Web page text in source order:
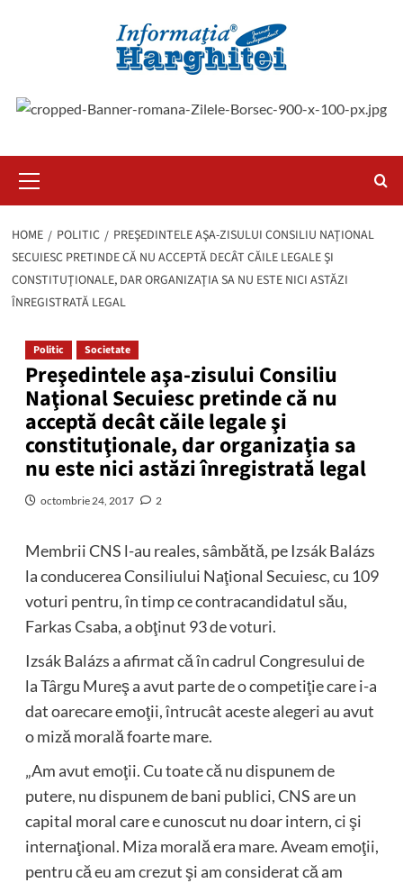
Menu
HOME POLITIC
PREŞEDINTELE AŞA-ZISULUI CONSILIU NAŢIONAL
SECUIESC PRETINDE CĂ NU ACCEPTĂ DECÂT CĂILE LEGALE ŞI
CONSTITUŢIONALE, DAR ORGANIZAŢIA SA NU ESTE NICI ASTĂZI
ÎNREGISTRATĂ LEGAL
Politic Societate
Preşedintele aşa-zisului Consiliu
Naţional Secuiesc pretinde că nu
acceptă decât căile legale şi
constituţionale, dar organizaţia sa
nu este nici astăzi înregistrată legal
octombrie 24, 2017 2
Membrii CNS l-au reales, sâmbătă, pe Izsák Balázs
la conducerea Consiliului Naţional Secuiesc, cu 109
voturi pentru, în timp ce contracandidatul său,
Farkas Csaba, a obţinut 93 de voturi.
Izsák Balázs a afirmat că în cadrul Congresului de
la Târgu Mureş a avut parte de o competiţie care i-a
dat oarecare emoţii, întrucât aceste alegeri au avut
o miză morală foarte mare.
„Am avut emoţii. Cu toate că nu dispunem de
putere, nu dispunem de bani publici, CNS are un
capital moral care e cunoscut nu doar intern, ci şi
internaţional. Miza morală era mare. Aveam emoţii,
pentru că eu am crezut şi am considerat că am